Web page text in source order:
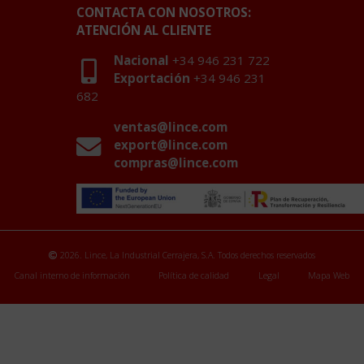
CONTACTA CON NOSOTROS:
ATENCIÓN AL CLIENTE
Nacional +34 946 231 722
Exportación +34 946 231
682
ventas@lince.com
export@lince.com
compras@lince.com
2026. Lince, La Industrial Cerrajera, S.A. Todos derechos reservados
Canal interno de información
Política de calidad Legal Mapa Web